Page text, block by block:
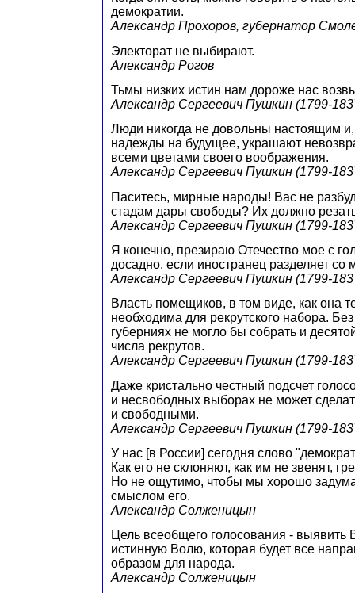
демократии.
Александр Прохоров, губернатор
Электорат не выбирают.
Александр Рогов
Тьмы низких истин нам дороже нас
Александр Сергеевич Пушкин (1799-
Люди никогда не довольны настоящим
надежды на будущее, украшают
всеми цветами своего воображения.
Александр Сергеевич Пушкин (1799-
Паситесь, мирные народы! Вас не
стадам дары свободы? Их должно
Александр Сергеевич Пушкин (1799-
Я конечно, презираю Отечество мое с
досадно, если иностранец разделяет со
Александр Сергеевич Пушкин (1799-
Власть помещиков, в том виде, как она
необходима для рекрутского набора.
губерниях не могло бы собрать и
числа рекрутов.
Александр Сергеевич Пушкин (1799-
Даже кристально честный подсчет
и несвободных выборах не может
и свободными.
Александр Сергеевич Пушкин (1799-
У нас [в России] сегодня слово
Как его не склоняют, как им не звенят,
Но не ощутимо, чтобы мы хорошо
смыслом его.
Александр Солженицын
Цель всеобщего голосования - выявить
истинную Волю, которая будет все
образом для народа.
Александр Солженицын